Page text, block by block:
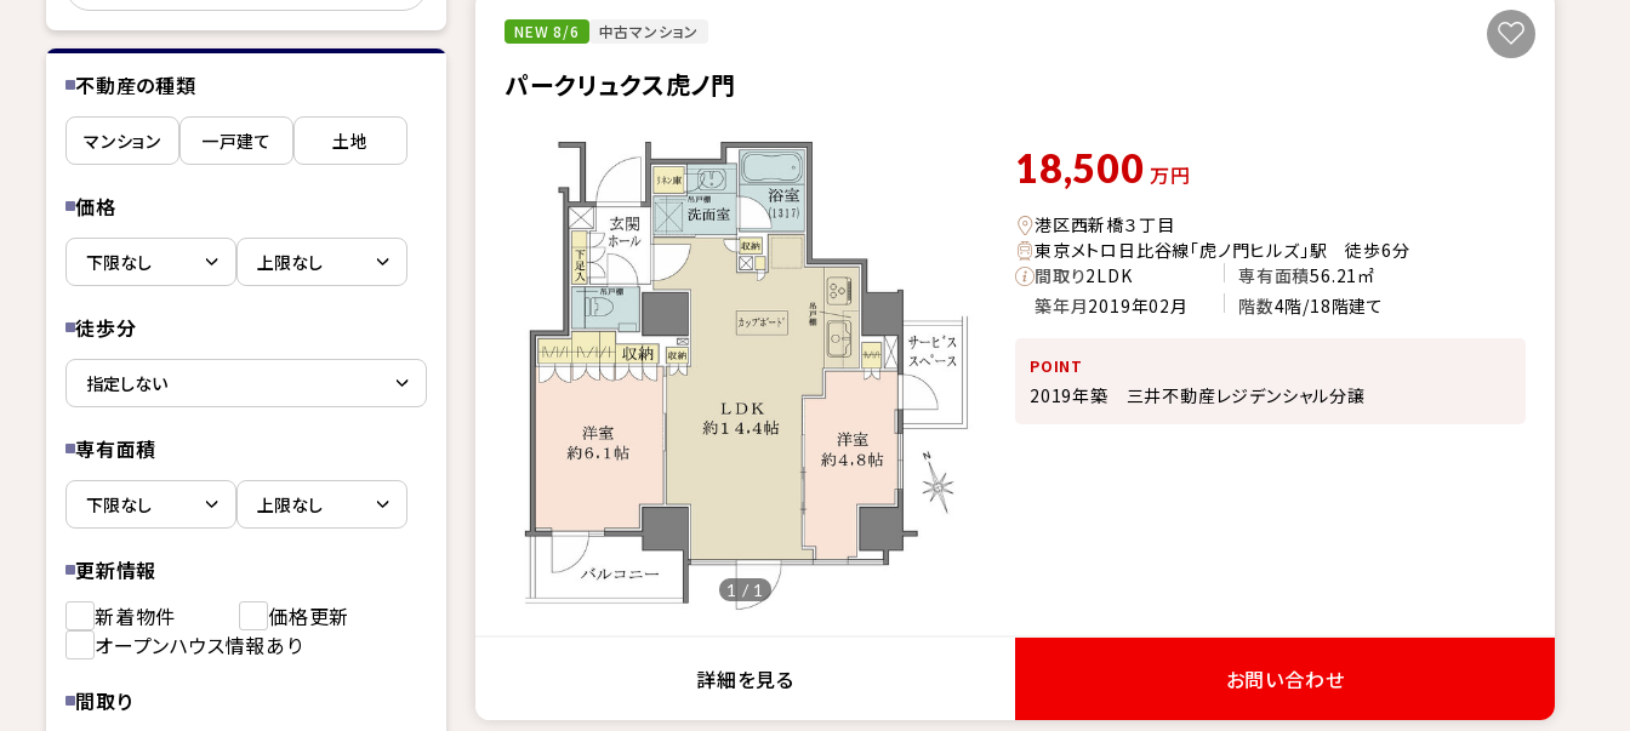
不動産の種類
マンション 一戸建て 土地
価格
徒歩分
専有面積
更新情報
新着物件
価格更新
オープンハウス情報あり
間取り
NEW 8/6 中古マンション
パークリュクス虎ノ門
1 / 1
18,500 万円
港区西新橋３丁目
東京メトロ日比谷線「虎ノ門ヒルズ」駅 徒歩6分
間取り2LDK 専有面積56.21㎡
築年月2019年02月 階数4階/18階建て
POINT
2019年築 三井不動産レジデンシャル分譲
詳細を見る お問い合わせ